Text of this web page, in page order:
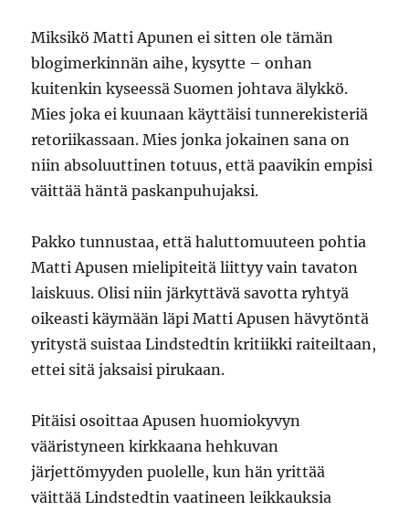
Miksikö Matti Apunen ei sitten ole tämän
blogimerkinnän aihe, kysytte – onhan
kuitenkin kyseessä Suomen johtava älykkö.
Mies joka ei kuunaan käyttäisi tunnerekisteriä
retoriikassaan. Mies jonka jokainen sana on
niin absoluuttinen totuus, että paavikin empisi
väittää häntä paskanpuhujaksi.
Pakko tunnustaa, että haluttomuuteen pohtia
Matti Apusen mielipiteitä liittyy vain tavaton
laiskuus. Olisi niin järkyttävä savotta ryhtyä
oikeasti käymään läpi Matti Apusen hävytöntä
yritystä suistaa Lindstedtin kritiikki raiteiltaan,
ettei sitä jaksaisi pirukaan.
Pitäisi osoittaa Apusen huomiokyvyn
vääristyneen kirkkaana hehkuvan
järjettömyyden puolelle, kun hän yrittää
väittää Lindstedtin vaatineen leikkauksia